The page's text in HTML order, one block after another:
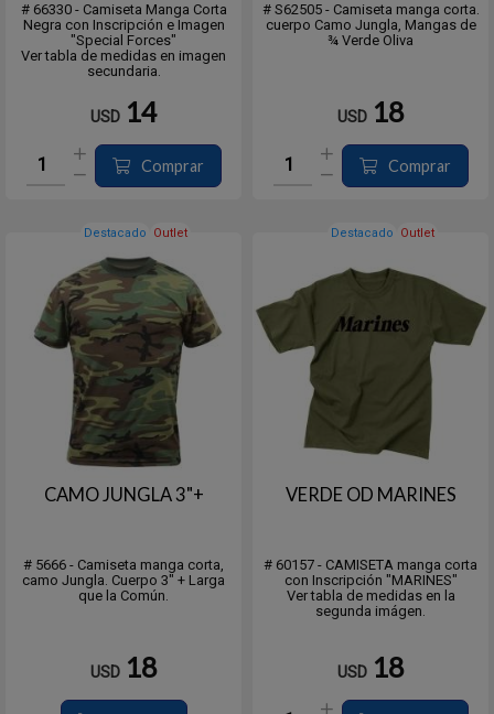
# 66330 - Camiseta Manga Corta
Negra con Inscripción e Imagen
"Special Forces"
Ver tabla de medidas en imagen
secundaria.
USD 14
Comprar
# S62505 - Camiseta manga corta.
cuerpo Camo Jungla, Mangas de
¾ Verde Oliva
USD 18
Comprar
Destacado Outlet
CAMO JUNGLA 3"+
# 5666 - Camiseta manga corta,
camo Jungla. Cuerpo 3" + Larga
que la Común.
USD 18
Destacado Outlet
VERDE OD MARINES
# 60157 - CAMISETA manga corta
con Inscripción "MARINES"
Ver tabla de medidas en la
segunda imágen.
USD 18